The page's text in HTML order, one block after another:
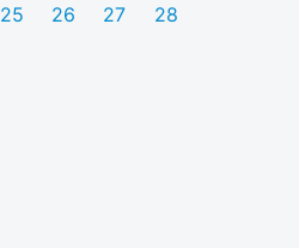
25 26 27 28